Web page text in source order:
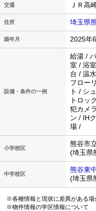
交通 ＪＲ高
住所 埼玉県
築年月 2025年
設備・条件の一例
給湯 /
室 / 浴
台 / 温
フロー
ト / シ
トロッ
犯カメ
ン / IH
場 /
小学校区
熊谷市
(埼玉県
中学校区
熊谷東
(埼玉県
※各種情報と現状に差異がある場
※物件情報の学区情報について